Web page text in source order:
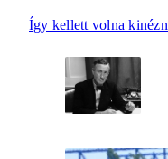
Így kellett volna